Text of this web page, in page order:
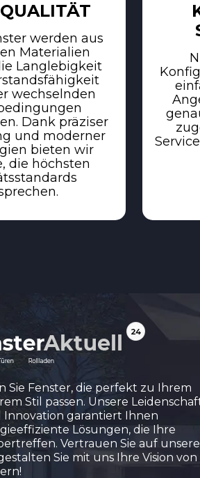
werden aus
Materialien
Langlebigkeit
wechselnden
Dank präziser
und moderner
bieten wir
die höchsten
Sie Fenster, die perfekt zu Ihrem
Stil passen. Unsere
garantiert Ihnen
Lösungen, die Ihre
Vertrauen Sie auf unsere
Sie mit uns Ihre Vision von